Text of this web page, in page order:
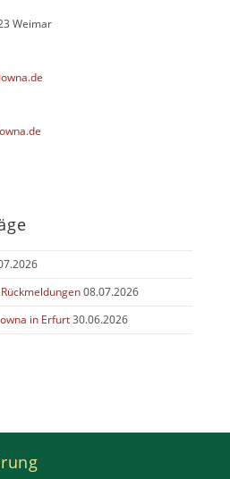
Weimar
08.07.2026
in Erfurt 30.06.2026